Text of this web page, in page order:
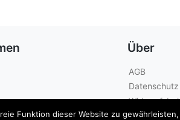
Über
AGB
Datenschutz
Kontakt
Funktion dieser Website zu